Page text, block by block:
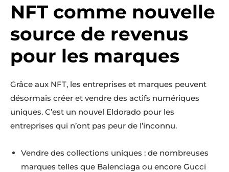
NFT comme nouvelle
source de revenus
pour les marques
Grâce aux NFT, les entreprises et marques peuvent
désormais créer et vendre des actifs numériques
uniques. C’est un nouvel Eldorado pour les
entreprises qui n’ont pas peur de l’inconnu.
Vendre des collections uniques : de nombreuses
marques telles que Balenciaga ou encore Gucci